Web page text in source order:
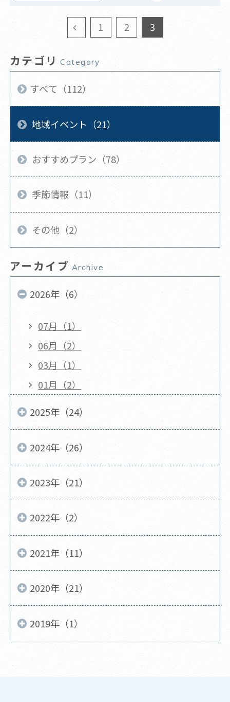
1 2 3
カテゴリ Category
すべて（112）
地域イベント（21）
おすすめプラン（78）
季節情報（11）
その他（2）
アーカイブ Archive
2026年（6）
07月（1）
06月（2）
03月（1）
01月（2）
2025年（24）
2024年（26）
2023年（21）
2022年（2）
2021年（11）
2020年（21）
2019年（1）